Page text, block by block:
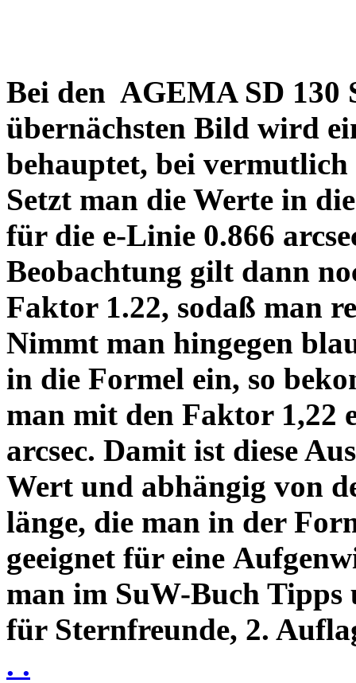
Bei den AGEMA SD 130
übernächsten Bild wird
behauptet, bei vermutlich
Setzt man die Werte in
für die e-Linie 0.866
Beobachtung gilt dann
Faktor 1.22, sodaß man
Nimmt man hingegen
in die Formel ein, so
man mit den Faktor 1,22
arcsec. Damit ist diese
Wert und abhängig von
länge, die man in der
geeignet für eine
man im SuW-Buch Tipps
für Sternfreunde, 2.
. .